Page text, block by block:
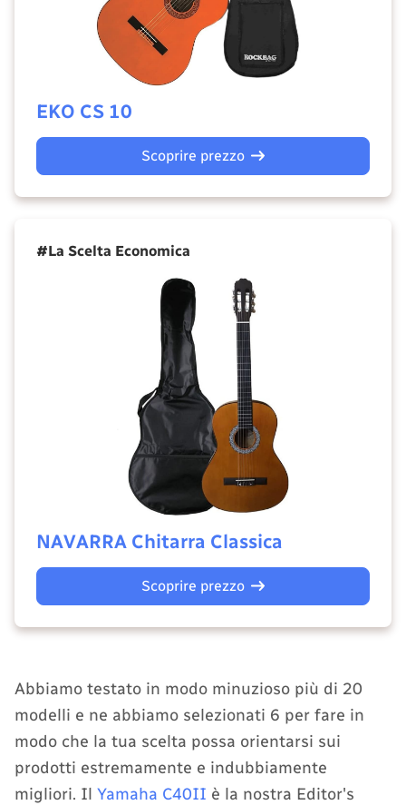
EKO CS 10
Scoprire prezzo
#La Scelta Economica
NAVARRA Chitarra Classica
Scoprire prezzo
Abbiamo testato in modo minuzioso più di 20
modelli e ne abbiamo selezionati 6 per fare in
modo che la tua scelta possa orientarsi sui
prodotti estremamente e indubbiamente
migliori. Il Yamaha C40II è la nostra Editor's